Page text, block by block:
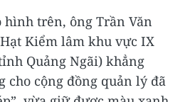
hình trên, ông Trần Văn
Kiểm lâm khu vực IX
Quảng Ngãi) khẳng
cho cộng đồng quản lý đã